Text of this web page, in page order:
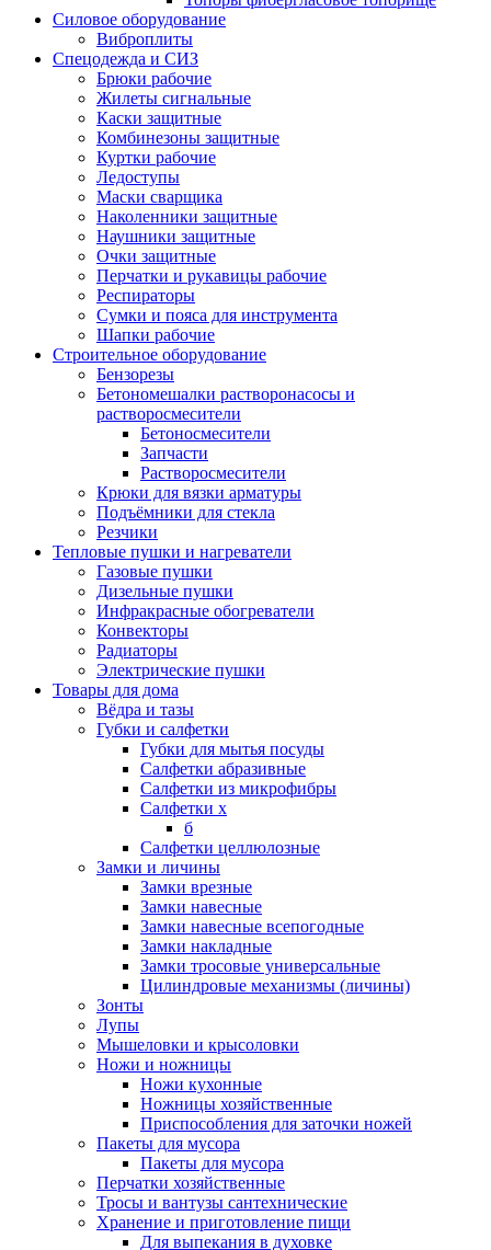
Силовое оборудование
Виброплиты
Спецодежда и СИЗ
Брюки рабочие
Жилеты сигнальные
Каски защитные
Комбинезоны защитные
Куртки рабочие
Ледоступы
Маски сварщика
Наколенники защитные
Наушники защитные
Очки защитные
Перчатки и рукавицы рабочие
Респираторы
Сумки и пояса для инструмента
Шапки рабочие
Строительное оборудование
Бензорезы
Бетономешалки растворонасосы и
растворосмесители
Бетоносмесители
Запчасти
Растворосмесители
Крюки для вязки арматуры
Подъёмники для стекла
Резчики
Тепловые пушки и нагреватели
Газовые пушки
Дизельные пушки
Инфракрасные обогреватели
Конвекторы
Радиаторы
Электрические пушки
Товары для дома
Вёдра и тазы
Губки и салфетки
Губки для мытья посуды
Салфетки абразивные
Салфетки из микрофибры
Салфетки х
б
Салфетки целлюлозные
Замки и личины
Замки врезные
Замки навесные
Замки навесные всепогодные
Замки накладные
Замки тросовые универсальные
Цилиндровые механизмы (личины)
Зонты
Лупы
Мышеловки и крысоловки
Ножи и ножницы
Ножи кухонные
Ножницы хозяйственные
Приспособления для заточки ножей
Пакеты для мусора
Пакеты для мусора
Перчатки хозяйственные
Тросы и вантузы сантехнические
Хранение и приготовление пищи
Для выпекания в духовке